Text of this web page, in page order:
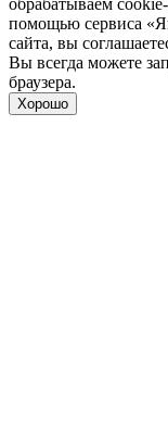
обрабатываем
помощью сервиса
сайта, вы
Вы всегда можете
браузера.
Хорошо